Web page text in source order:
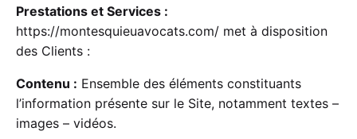
Prestations et Services :
https://montesquieuavocats.com/ met à disposition
des Clients :
Contenu : Ensemble des éléments constituants
l’information présente sur le Site, notamment textes –
images – vidéos.